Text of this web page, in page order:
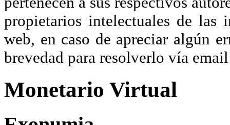
propietarios intelectuales de las
web, en caso de apreciar algún
brevedad para resolverlo vía
Monetario Virtual